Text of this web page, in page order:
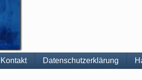
Kontakt Datenschutzerklärung